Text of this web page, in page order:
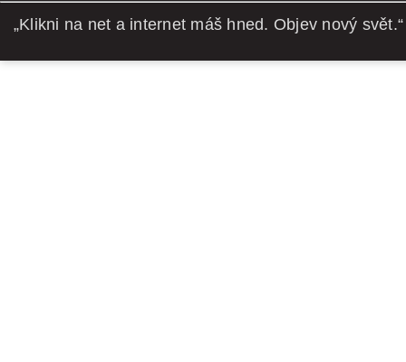
„Klikni na net a internet máš hned. Objev nový svět.“